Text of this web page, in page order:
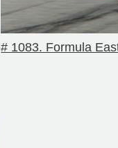
# 1083. Formula